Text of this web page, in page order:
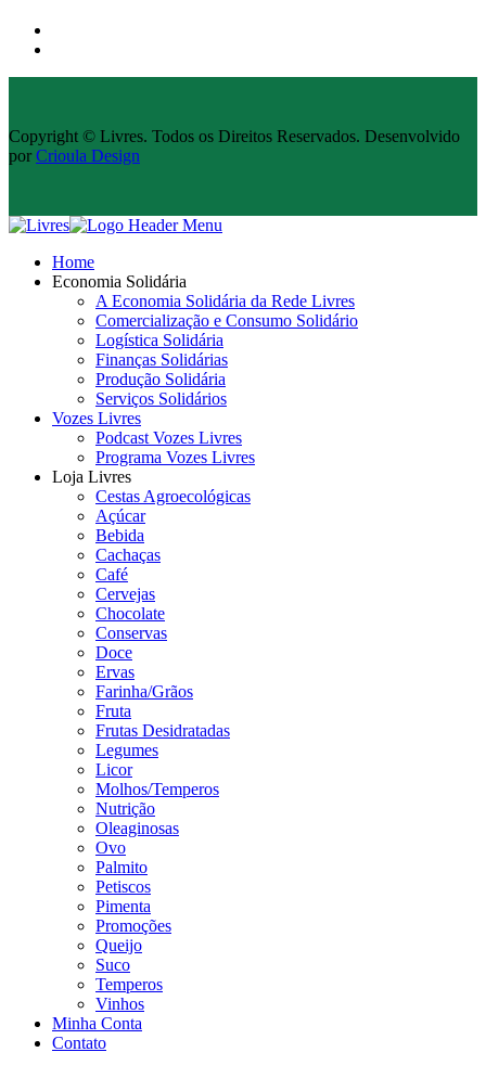
Copyright © Livres. Todos os Direitos Reservados. Desenvolvido
por Crioula Design
Home
Economia Solidária
A Economia Solidária da Rede Livres
Comercialização e Consumo Solidário
Logística Solidária
Finanças Solidárias
Produção Solidária
Serviços Solidários
Vozes Livres
Podcast Vozes Livres
Programa Vozes Livres
Loja Livres
Cestas Agroecológicas
Açúcar
Bebida
Cachaças
Café
Cervejas
Chocolate
Conservas
Doce
Ervas
Farinha/Grãos
Fruta
Frutas Desidratadas
Legumes
Licor
Molhos/Temperos
Nutrição
Oleaginosas
Ovo
Palmito
Petiscos
Pimenta
Promoções
Queijo
Suco
Temperos
Vinhos
Minha Conta
Contato